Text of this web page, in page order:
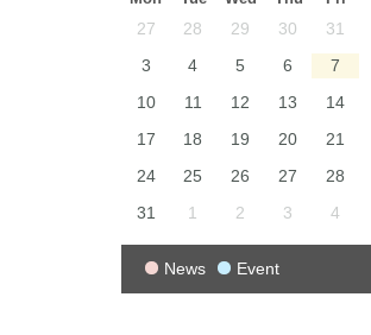
27 28 29 30 31
3
4 5 6 7
10
11 12 13 14
17
18 19 20 21
24
25 26 27 28
31
1 2 3 4
News Event